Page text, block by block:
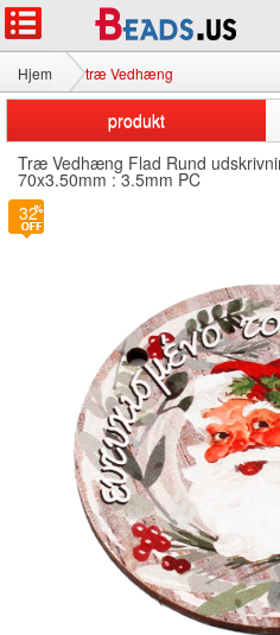
Hjem træ Vedhæng
produkt
Træ Vedhæng Flad Rund
70x3.50mm : 3.5mm PC